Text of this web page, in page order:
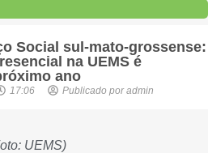
Social sul-mato-grossense:
na UEMS é
ano
17:06 Publicado poradmin
UEMS)